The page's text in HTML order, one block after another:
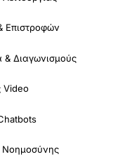
Επιστροφών
& Διαγωνισμούς
Video
Νοημοσύνης